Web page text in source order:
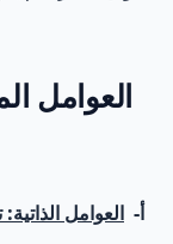
أ‌- العوامل